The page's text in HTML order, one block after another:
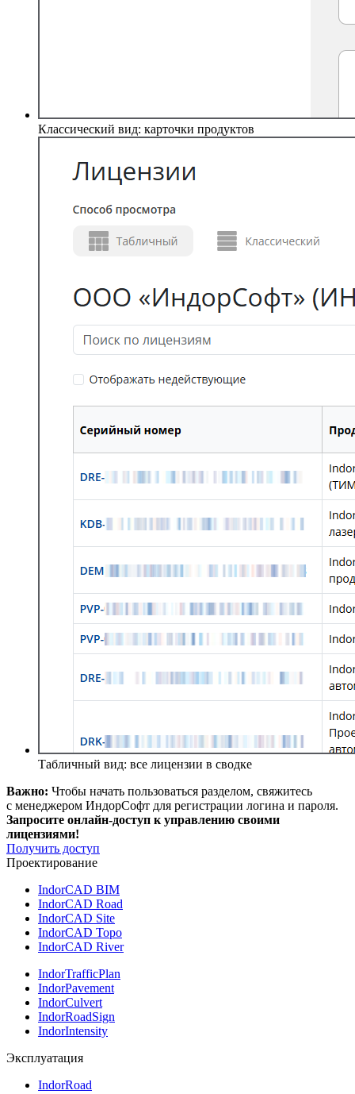
Классический вид: карточки продуктов
Табличный вид: все лицензии в сводке
Важно: Чтобы начать пользоваться разделом, свяжитесь
с менеджером ИндорСофт для регистрации логина и пароля.
Запросите онлайн-доступ к управлению своими
лицензиями!
Получить доступ
Проектирование
IndorCAD BIM
IndorCAD Road
IndorCAD Site
IndorCAD Topo
IndorCAD River
IndorTrafficPlan
IndorPavement
IndorCulvert
IndorRoadSign
IndorIntensity
Эксплуатация
IndorRoad